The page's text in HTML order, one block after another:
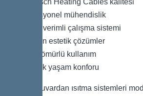
Profesyonel mühendislik
Enerji verimli çalışma sistemi
Modern estetik çözümler
Uzun ömürlü kullanım
Yüksek yaşam konforu
Elektrikli duvardan ısıtma sistemleri